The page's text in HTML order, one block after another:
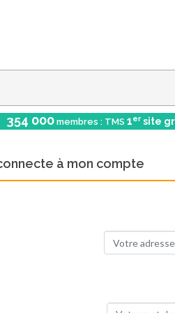
354 000 membres : TMS 1er site
à mon compte